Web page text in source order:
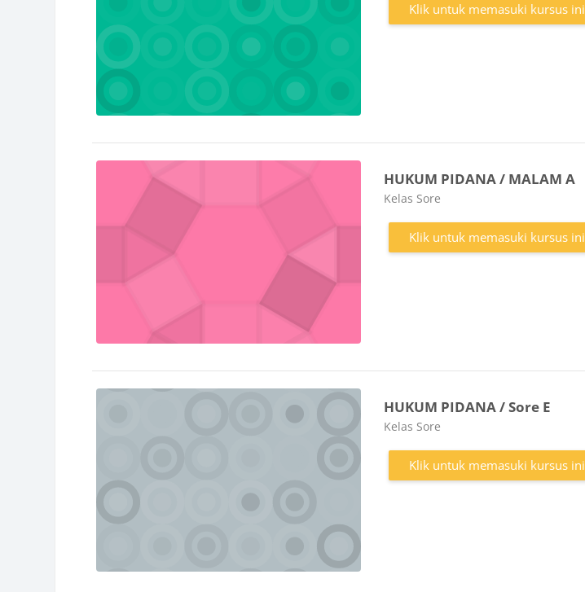
Klik untuk memasuki kursus ini
HUKUM PIDANA / MALAM A
Kategori kursus
Kelas Sore
Klik untuk memasuki kursus ini
HUKUM PIDANA / Sore E
Kategori kursus
Kelas Sore
Klik untuk memasuki kursus ini